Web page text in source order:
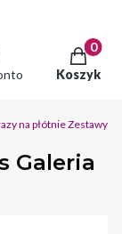
Koszyk
na płótnie Zestawy
Galeria